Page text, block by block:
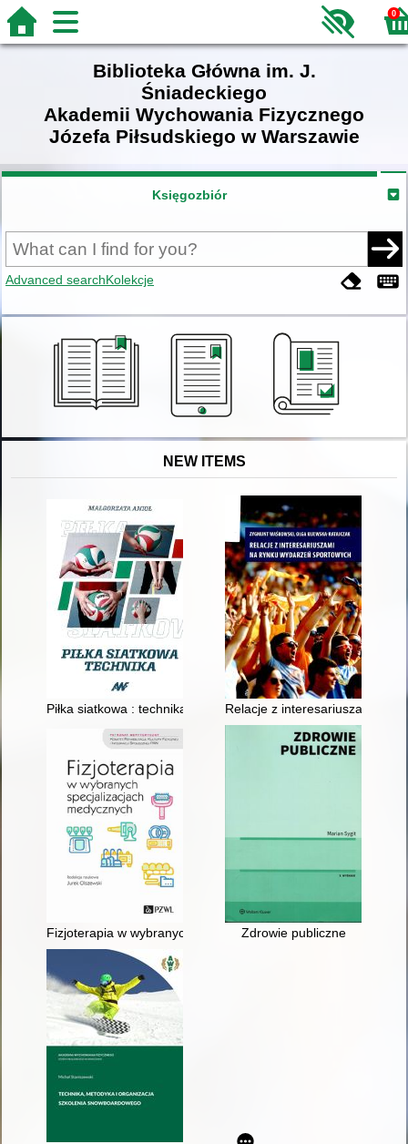
0
Biblioteka Główna im. J.
Śniadeckiego
Akademii Wychowania Fizycznego
Józefa Piłsudskiego w Warszawie
Księgozbiór
Advanced searchKolekcje
NEW ITEMS
Piłka siatkowa : technika Relacje z interesariuszami na
Fizjoterapia w wybranych specjalizacjach medycznych
Zdrowie publiczne